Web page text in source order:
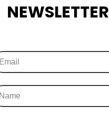
NEWSLETTER